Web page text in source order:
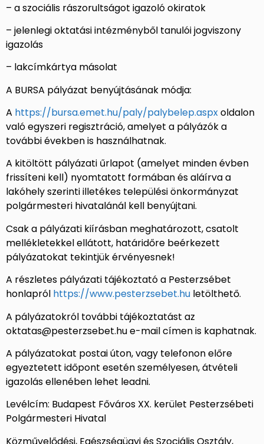
– a szociális rászorultságot igazoló okiratok
– jelenlegi oktatási intézményből tanulói jogviszony
igazolás
– lakcímkártya másolat
A BURSA pályázat benyújtásának módja:
A https://bursa.emet.hu/paly/palybelep.aspxoldalon
való egyszeri regisztráció, amelyet a pályázók a
további években is használhatnak.
A kitöltött pályázati űrlapot (amelyet minden évben
frissíteni kell) nyomtatott formában és aláírva a
lakóhely szerinti illetékes települési önkormányzat
polgármesteri hivatalánál kell benyújtani.
Csak a pályázati kiírásban meghatározott, csatolt
mellékletekkel ellátott, határidőre beérkezett
pályázatokat tekintjük érvényesnek!
A részletes pályázati tájékoztató a Pesterzsébet
honlapról https://www.pesterzsebet.hu letölthető.
A pályázatokról további tájékoztatást az
oktatas@pesterzsebet.hu e-mail címen is kaphatnak.
A pályázatokat postai úton, vagy telefonon előre
egyeztetett időpont esetén személyesen, átvételi
igazolás ellenében lehet leadni.
Levélcím: Budapest Főváros XX. kerület Pesterzsébeti
Polgármesteri Hivatal
Közművelődési, Egészségügyi és Szociális Osztály,